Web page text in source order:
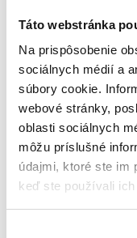
Táto webstránka
Na prispôsobenie
sociálnych médií a
súbory cookie.
webové stránky,
oblasti sociálnych
môžu príslušné
údajmi, ktoré ste im
keď ste používali ich